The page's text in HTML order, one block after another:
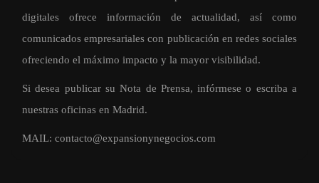
digitales ofrece información de actualidad, así como
comunicados empresariales con publicación en redes sociales
ofreciendo el máximo impacto y la mayor visibilidad.
Si desea publicar su Nota de Prensa, infórmese o escriba a
nuestras oficinas en Madrid.
MAIL: contacto@expansionynegocios.com